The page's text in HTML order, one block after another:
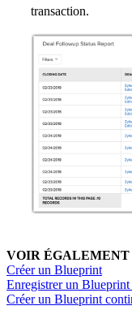
transaction.
VOIR ÉGALEMENT
Créer un Blueprint
Enregistrer un
Créer un Blueprint